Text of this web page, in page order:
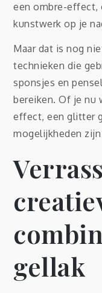
een ombre-effect,
kunstwerk op je
Maar dat is nog
technieken die
sponsjes en
bereiken. Of je nu
effect, een glitter
mogelijkheden
gellak